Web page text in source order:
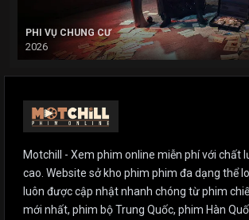
PHI VỤ CHUNG CƯ
2026
Motchill - Xem phim online miễn phí với chất
cao. Website sở kho phim phim đa dạng thể
luôn được cập nhật nhanh chóng từ phim
mới nhất, phim bộ Trung Quốc, phim Hàn